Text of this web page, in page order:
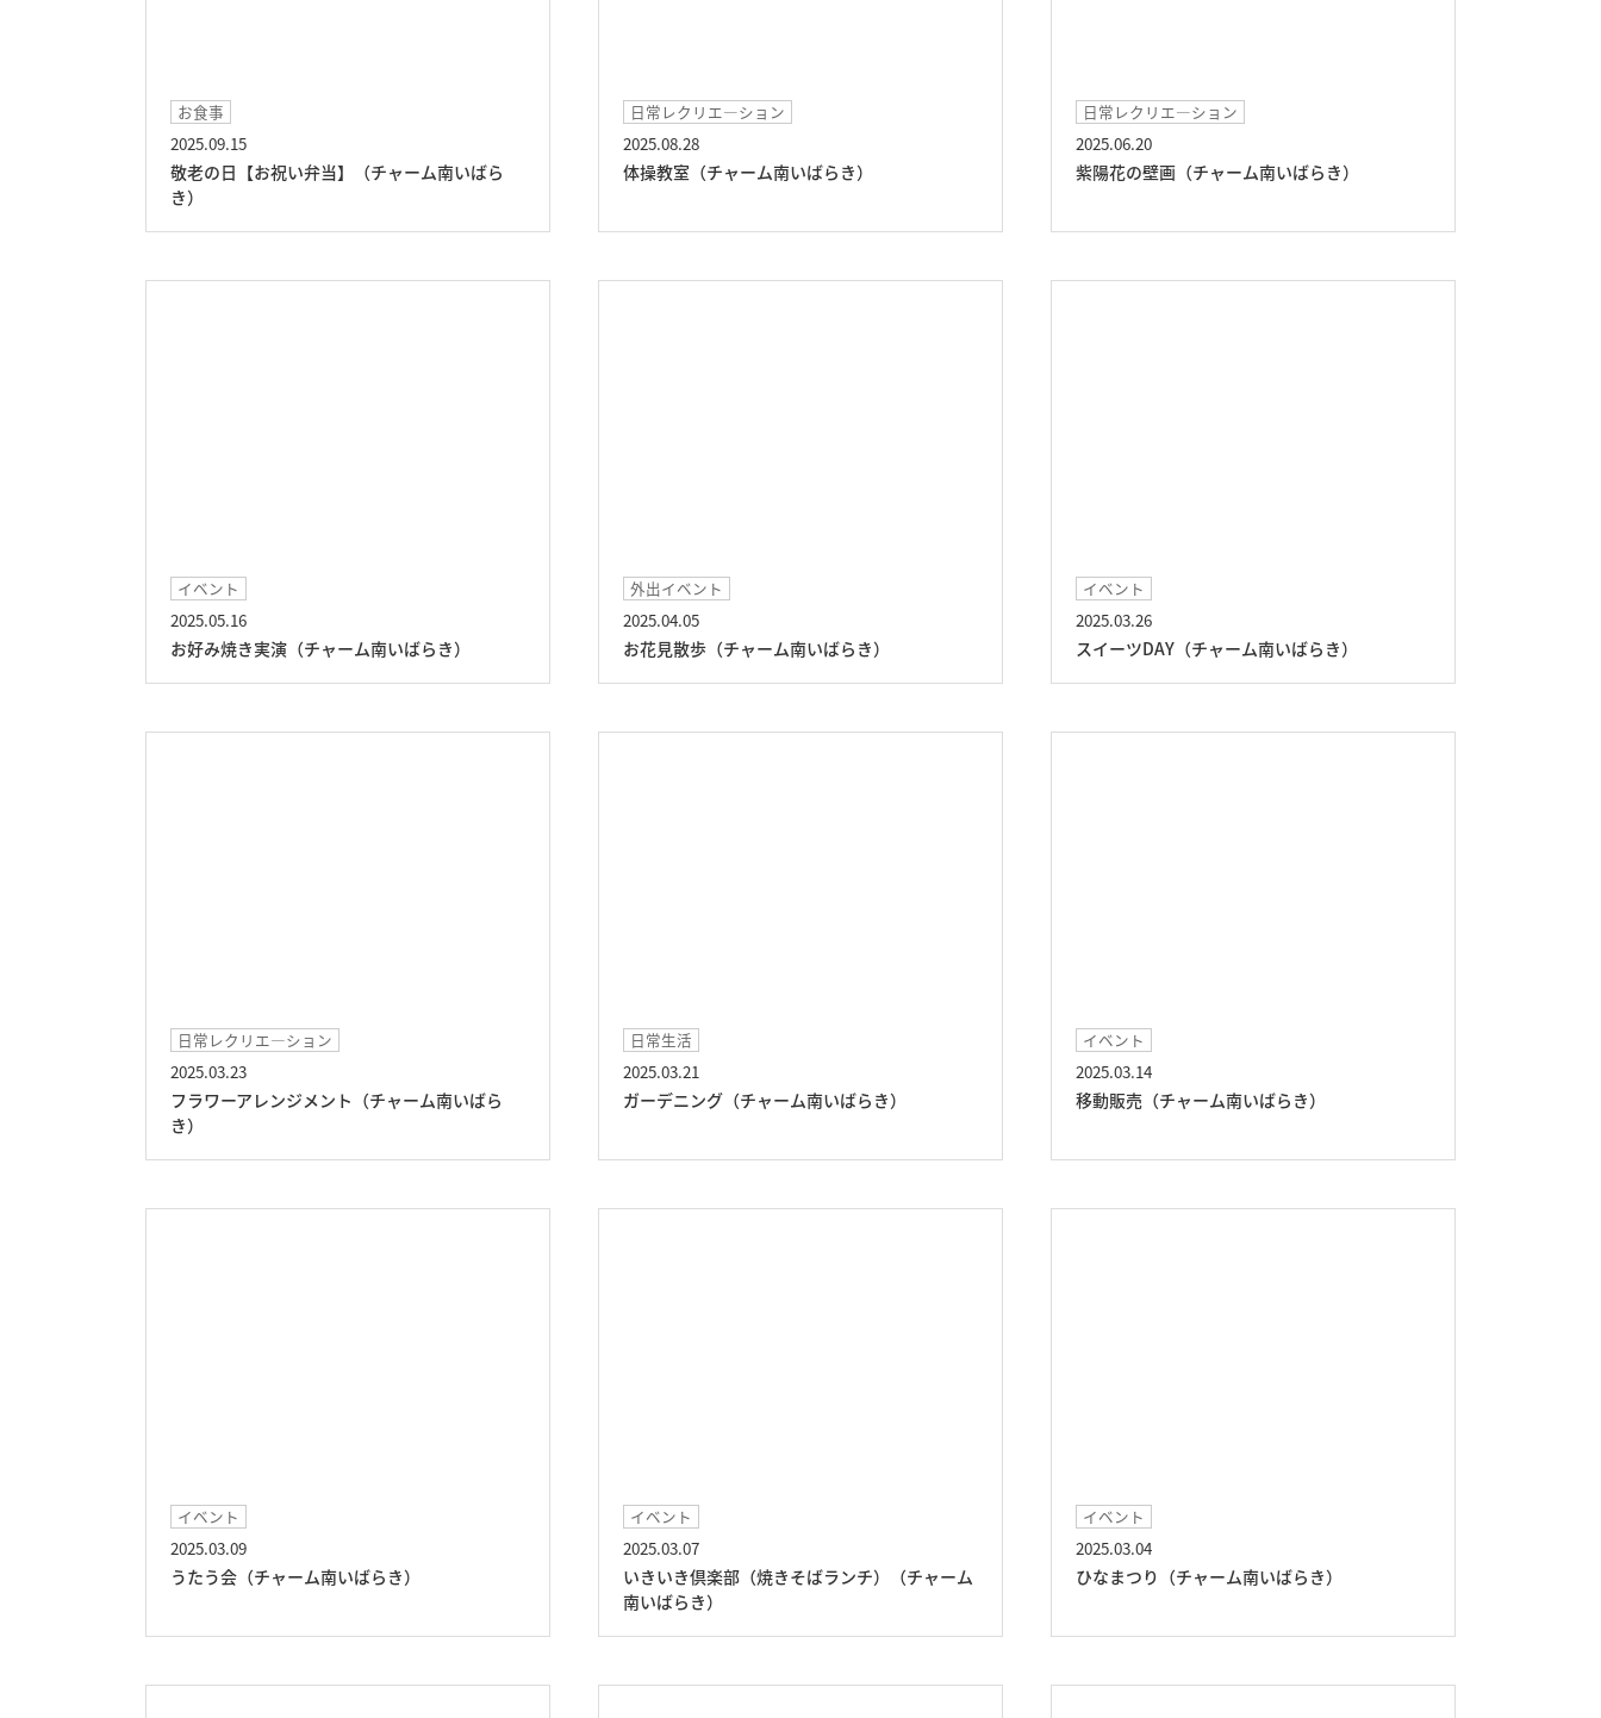
お食事
2025.09.15
敬老の日【お祝い弁当】（チャーム南いばら
き）
日常レクリエ―ション
2025.08.28
体操教室（チャーム南いばらき）
日常レクリエ―ション
2025.06.20
紫陽花の壁画（チャーム南いばらき）
イベント
2025.05.16
お好み焼き実演（チャーム南いばらき）
外出イベント
2025.04.05
お花見散歩（チャーム南いばらき）
イベント
2025.03.26
スイーツDAY（チャーム南いばらき）
日常レクリエ―ション
2025.03.23
フラワーアレンジメント（チャーム南いばら
き）
日常生活
2025.03.21
ガーデニング（チャーム南いばらき）
イベント
2025.03.14
移動販売（チャーム南いばらき）
イベント
2025.03.09
うたう会（チャーム南いばらき）
イベント
2025.03.07
いきいき倶楽部（焼きそばランチ）（チャーム
南いばらき）
イベント
2025.03.04
ひなまつり（チャーム南いばらき）